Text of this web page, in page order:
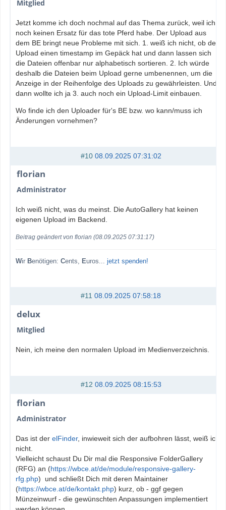
Mitglied
Jetzt komme ich doch nochmal auf das Thema zurück, weil ich
noch keinen Ersatz für das tote Pferd habe. Der Upload aus
dem BE bringt neue Probleme mit sich. 1. weiß ich nicht, ob der
Upload einen timestamp im Gepäck hat und dann lassen sich
die Dateien offenbar nur alphabetisch sortieren. 2. Ich würde
deshalb die Dateien beim Upload gerne umbenennen, um die
Anzeige in der Reihenfolge des Uploads zu gewährleisten. Und
dann wollte ich ja 3. auch noch ein Upload-Limit einbauen.
Wo finde ich den Uploader für's BE bzw. wo kann/muss ich
Änderungen vornehmen?
#10 08.09.2025 07:31:02
florian
Administrator
Ich weiß nicht, was du meinst. Die AutoGallery hat keinen
eigenen Upload im Backend.
Beitrag geändert von florian (08.09.2025 07:31:17)
Wir Benötigen: Cents, Euros... jetzt spenden!
#11 08.09.2025 07:58:18
delux
Mitglied
Nein, ich meine den normalen Upload im Medienverzeichnis.
#12 08.09.2025 08:15:53
florian
Administrator
Das ist der elFinder, inwieweit sich der aufbohren lässt, weiß ich
nicht.
Vielleicht schaust Du Dir mal die Responsive FolderGallery
(RFG) an (https://wbce.at/de/module/responsive-gallery-
rfg.php) und schließt Dich mit deren Maintainer
(https://wbce.at/de/kontakt.php) kurz, ob - ggf gegen
Münzeinwurf - die gewünschten Anpassungen implementiert